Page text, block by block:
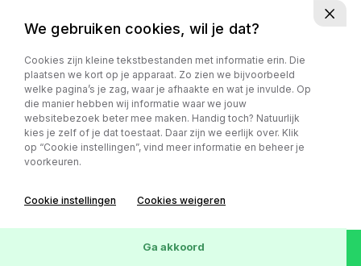
We gebruiken cookies, wil je dat?
Cookies zijn kleine tekstbestanden met informatie erin. Die
plaatsen we kort op je apparaat. Zo zien we bijvoorbeeld
welke pagina’s je zag, waar je afhaakte en wat je invulde. Op
die manier hebben wij informatie waar we jouw
websitebezoek beter mee maken. Handig toch? Natuurlijk
kies je zelf of je dat toestaat. Daar zijn we eerlijk over. Klik
op “Cookie instellingen”, vind meer informatie en beheer je
voorkeuren.
Cookie instellingen Cookies weigeren
Ga akkoord